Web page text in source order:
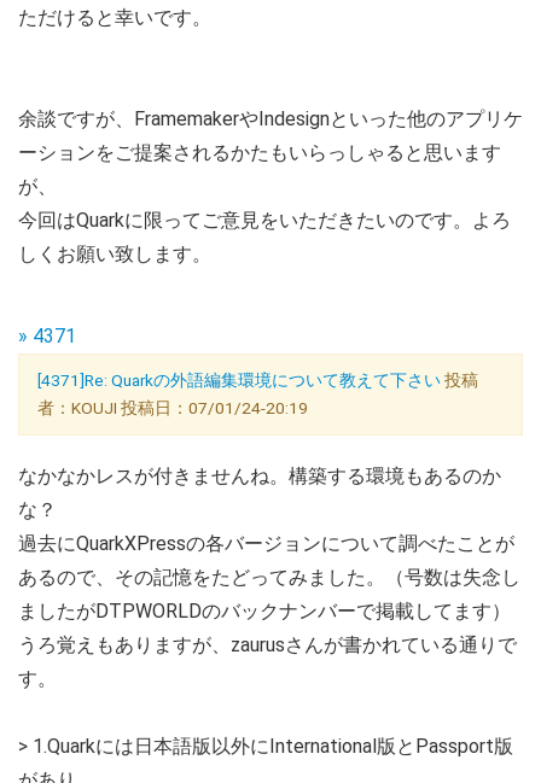
ただけると幸いです。
余談ですが、FramemakerやIndesignといった他のアプリケ
ーションをご提案されるかたもいらっしゃると思います
が、
今回はQuarkに限ってご意見をいただきたいのです。よろ
しくお願い致します。
» 4371
[4371]Re: Quarkの外語編集環境について教えて下さい投稿
者：KOUJI 投稿日：07/01/24-20:19
なかなかレスが付きませんね。構築する環境もあるのか
な？
過去にQuarkXPressの各バージョンについて調べたことが
あるので、その記憶をたどってみました。（号数は失念し
ましたがDTPWORLDのバックナンバーで掲載してます）
うろ覚えもありますが、zaurusさんが書かれている通りで
す。
> 1.Quarkには日本語版以外にInternational版とPassport版